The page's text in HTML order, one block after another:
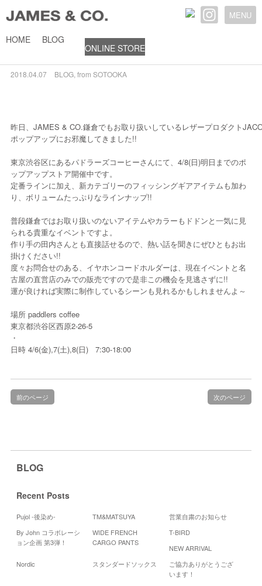
MENU
HOME BLOG
ONLINE STORE
JACOU POP-UP STORE @PADDLERS COFFEE
2018.04.07 BLOG, from SOTOOKA
昨日、JAMES & CO.鎌倉でもお取り扱いしているレザープロダクト
ポップアップにお邪魔してきました!!
東京渋谷区にあるパドラーズコーヒーさんにて、4/8(日)明日までのポ
ップアップストア開催中です。
定番ラインに加え、新カテゴリーのフィッシングギアアイテムも加わ
り、ボリュームたっぷりなラインナップ!!
普段鎌倉ではお取り扱いのないアイテムやカラーもドドンと一気に見
られる貴重なイベントですよ。
作り手の田内さんとも直接話せるので、熱い話を聞きにぜひともお出
掛けください!!
度々お問合せのある、イヤホンコードホルダーは、現在イベントと名
古屋の直営店のみでの販売ですので是非この機会を見逃さずに!!
運が良ければ実際に制作しているシーンも見れるかもしれませんよ～
場所 paddlers coffee
東京都渋谷区西原2-26-5
・
日時 4/6(金),7(土),8(日) 7:30-18:00
前のページ 次のページ
BLOG
Recent Posts
Pujol -後染め- TM&MATSUYA
営業自粛のお知らせ
By John コラボレーシ
ョン企画 第3弾！
WIDE FRENCH
CARGO PANTS
T-BIRD
NEW ARRIVAL
Nordic
スタンダードソックス
ご協力ありがとうござ
います！